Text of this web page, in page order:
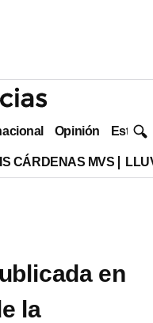
Opinión Estilo
CÁRDENAS MVS
en
la